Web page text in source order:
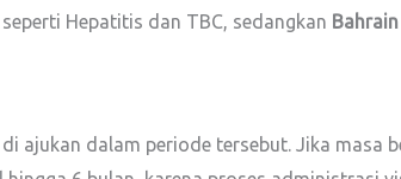
Hepatitis dan TBC, sedangkan Bahrain
ajukan dalam periode tersebut. Jika masa